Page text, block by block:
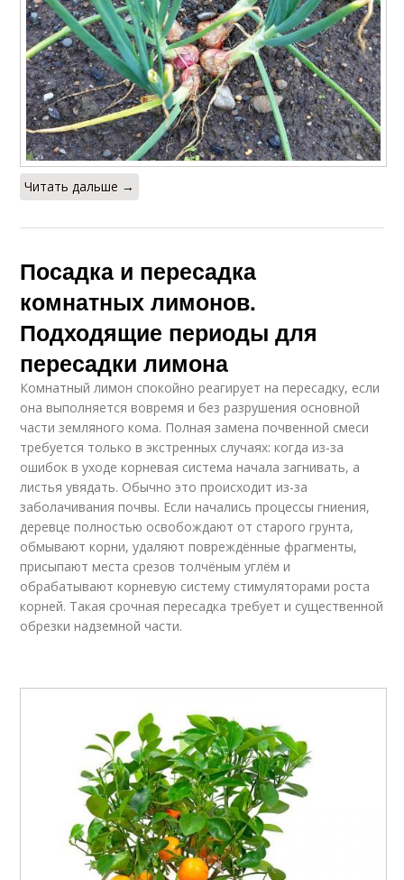
Читать дальше →
Посадка и пересадка
комнатных лимонов.
Подходящие периоды для
пересадки лимона
Комнатный лимон спокойно реагирует на пересадку, если
она выполняется вовремя и без разрушения основной
части земляного кома. Полная замена почвенной смеси
требуется только в экстренных случаях: когда из-за
ошибок в уходе корневая система начала загнивать, а
листья увядать. Обычно это происходит из-за
заболачивания почвы. Если начались процессы гниения,
деревце полностью освобождают от старого грунта,
обмывают корни, удаляют повреждённые фрагменты,
присыпают места срезов толчёным углём и
обрабатывают корневую систему стимуляторами роста
корней. Такая срочная пересадка требует и существенной
обрезки надземной части.